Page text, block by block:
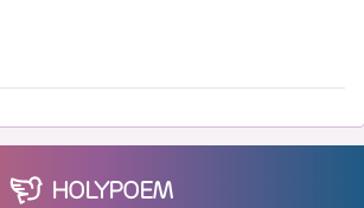
HOLYPOEM